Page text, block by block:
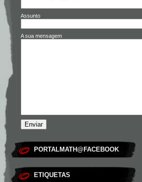
Assunto
A sua mensagem
PORTALMATH@FACEBOOK
ETIQUETAS